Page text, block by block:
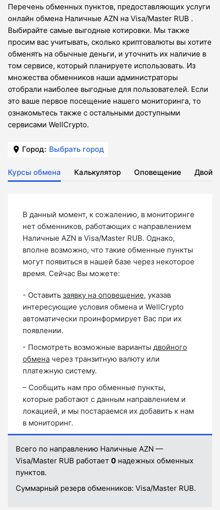
Перечень обменных пунктов, предоставляющих услуги
онлайн обмена Наличные AZN на Visa/Master RUB .
Выбирайте самые выгодные котировки. Мы также
просим вас учитывать, сколько криптовалюты вы хотите
обменять на обычные деньги, и уточнить их наличие в
том сервисе, который планируете использовать. Из
множества обменников наши администраторы
отобрали наиболее выгодные для пользователей. Если
это ваше первое посещение нашего мониторинга, то
ознакомьтесь также с остальными доступными
сервисами WellCrypto.
Город: Выбрать город
Курсы обмена Калькулятор Оповещение
В данный момент, к сожалению, в мониторинге
нет обменников, работающих с направлением
Наличные AZN в Visa/Master RUB. Однако,
вполне возможно, что такие обменные пункты
могут появиться в нашей базе через некоторое
время. Сейчас Вы можете:
- Оставить заявку на оповещение, указав
интересующие условия обмена и WellCrypto
автоматически проинформирует Вас при их
появлении.
- Посмотреть возможные варианты двойного
обмена через транзитную валюту или
платежную систему.
– Сообщить нам про обменные пункты,
которые работают с данным направлением и
локацией, и мы постараемся их добавить к нам
в мониторинг.
Всего по направлению Наличные AZN —
Visa/Master RUB работает 0 надежных обменных
пунктов.
Суммарный резерв обменников: Visa/Master RUB.